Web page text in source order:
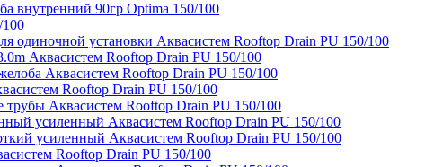
внутренний 90гр Optima 150/100
одиночной установки Аквасистем Rooftop Drain PU 150/100
Аквасистем Rooftop Drain PU 150/100
Аквасистем Rooftop Drain PU 150/100
Rooftop Drain PU 150/100
трубы Аквасистем Rooftop Drain PU 150/100
усиленный Аквасистем Rooftop Drain PU 150/100
усиленный Аквасистем Rooftop Drain PU 150/100
Rooftop Drain PU 150/100